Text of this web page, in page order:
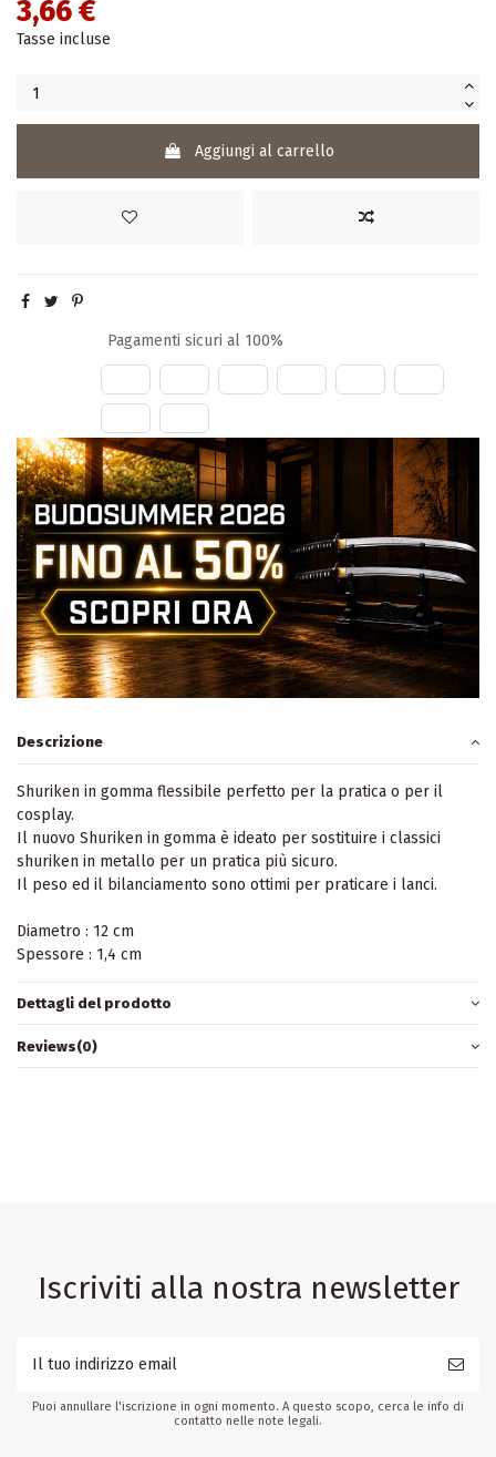
3,66 €
Tasse incluse
Aggiungi al carrello
Pagamenti sicuri al 100%
Descrizione
Shuriken in gomma flessibile perfetto per la pratica o per il
cosplay.
Il nuovo Shuriken in gomma è ideato per sostituire i classici
shuriken in metallo per un pratica più sicuro.
Il peso ed il bilanciamento sono ottimi per praticare i lanci.
Diametro : 12 cm
Spessore : 1,4 cm
Dettagli del prodotto
Reviews(0)
Iscriviti alla nostra newsletter
Puoi annullare l'iscrizione in ogni momento. A questo scopo, cerca le info di
contatto nelle note legali.